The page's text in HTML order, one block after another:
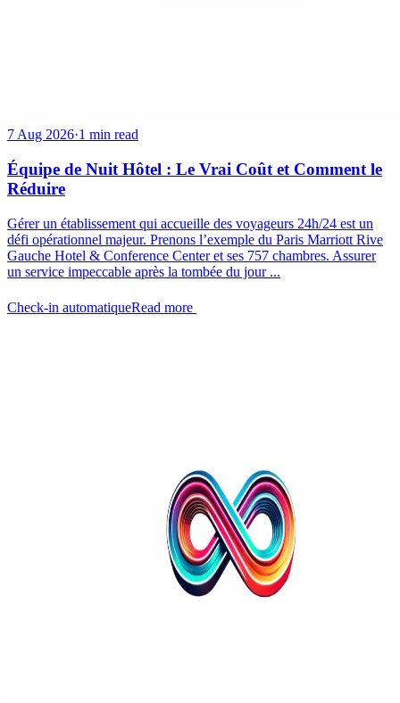
7 Aug 2026·1 min read
Équipe de Nuit Hôtel : Le Vrai Coût et Comment le
Réduire
Gérer un établissement qui accueille des voyageurs 24h/24 est un
défi opérationnel majeur. Prenons l’exemple du Paris Marriott Rive
Gauche Hotel & Conference Center et ses 757 chambres. Assurer
un service impeccable après la tombée du jour ...
Check-in automatiqueRead more